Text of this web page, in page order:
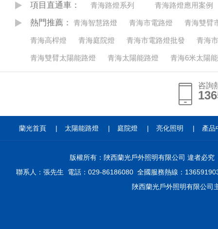
項目直通車： 青海路燈系列 青海路燈應用案例
熱門推薦： 青海智慧路燈 青海市電路燈 青海雙臂
青海高桿燈 青海庭院燈 青海市電路燈批發 青海
青海雙臂太陽能路燈 青海太陽能路燈 青海6米太陽
咨詢
蘭光首頁 | 太陽能路燈 | 庭院燈 | 亮化照明 | 產品
版權所有：陜西蘭光戶外照明有限公司 違者必究
聯系人：張先生 電話：029-86186080 全國服務熱線：
陜西蘭光戶外照明有限公司